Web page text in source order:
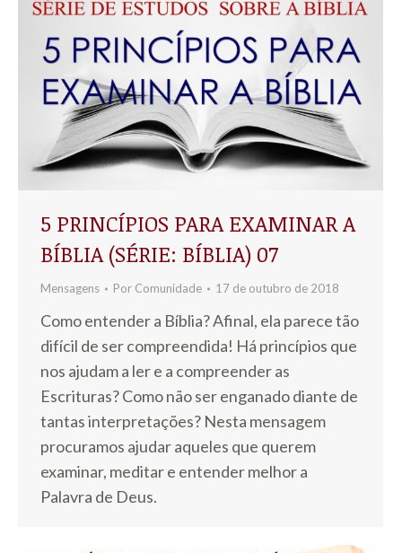
5 PRINCÍPIOS PARA EXAMINAR A
BÍBLIA (SÉRIE: BÍBLIA) 07
Mensagens Por Comunidade 17 de outubro de 2018
Como entender a Bíblia? Afinal, ela parece tão
difícil de ser compreendida! Há princípios que
nos ajudam a ler e a compreender as
Escrituras? Como não ser enganado diante de
tantas interpretações? Nesta mensagem
procuramos ajudar aqueles que querem
examinar, meditar e entender melhor a
Palavra de Deus.